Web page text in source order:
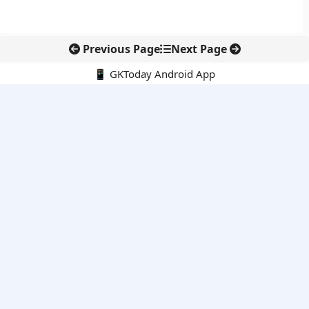
Previous Page Next Page
📱 GKToday Android App